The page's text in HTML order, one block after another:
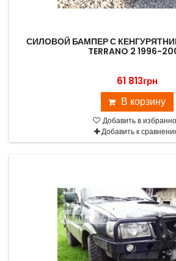
СИЛОВОЙ БАМПЕР С
TERRANO 2 1996-
61 813грн
В корзину
Добавить в
Добавить к